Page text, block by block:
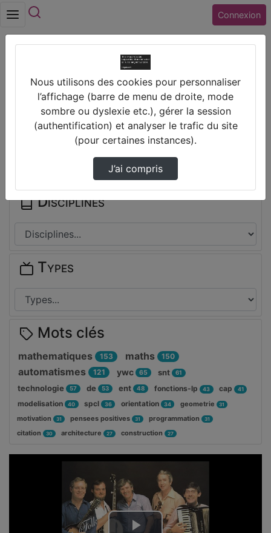
Connexion
Prendre des notes
Il n'y a pas de note disponible pour vous pour cette vidéo.
Connectez-vous pour en créer une nouvelle.
Disciplines
Types
Mots clés
mathematiques 153 maths 150
automatismes 121 ywc 65 snt 61
technologie 57 de 53 ent 48 fonctions-lp 43 cap 41
modelisation 40 spcl 36 orientation 34 geometrie 31
motivation 31 pensees positives 31 programmation 31
citation 30 architecture 27 construction 27
Nous utilisons des cookies pour personnaliser
l’affichage (barre de menu de droite, mode
sombre ou dyslexie etc.), gérer la session
(authentification) et analyser le trafic du site
(pour certaines instances).
J’ai compris